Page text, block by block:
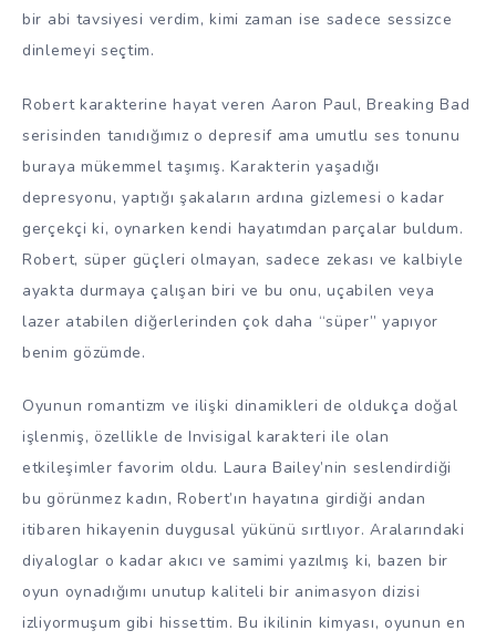
bir abi tavsiyesi verdim, kimi zaman ise sadece sessizce
dinlemeyi seçtim.
Robert karakterine hayat veren Aaron Paul, Breaking Bad
serisinden tanıdığımız o depresif ama umutlu ses tonunu
buraya mükemmel taşımış. Karakterin yaşadığı
depresyonu, yaptığı şakaların ardına gizlemesi o kadar
gerçekçi ki, oynarken kendi hayatımdan parçalar buldum.
Robert, süper güçleri olmayan, sadece zekası ve kalbiyle
ayakta durmaya çalışan biri ve bu onu, uçabilen veya
lazer atabilen diğerlerinden çok daha “süper” yapıyor
benim gözümde.
Oyunun romantizm ve ilişki dinamikleri de oldukça doğal
işlenmiş, özellikle de Invisigal karakteri ile olan
etkileşimler favorim oldu. Laura Bailey’nin seslendirdiği
bu görünmez kadın, Robert’ın hayatına girdiği andan
itibaren hikayenin duygusal yükünü sırtlıyor. Aralarındaki
diyaloglar o kadar akıcı ve samimi yazılmış ki, bazen bir
oyun oynadığımı unutup kaliteli bir animasyon dizisi
izliyormuşum gibi hissettim. Bu ikilinin kimyası, oyunun en